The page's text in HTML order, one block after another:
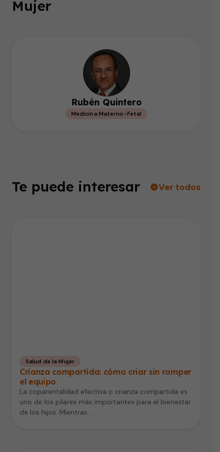
Mujer
Rubén Quintero
Medicina Materno-Fetal
Te puede interesar Ver todos
Salud de la Mujer
Crianza compartida: cómo criar sin romper
el equipo
La coparentalidad efectiva o crianza compartida es
uno de los pilares más importantes para el bienestar
de los hijos. Mientras…